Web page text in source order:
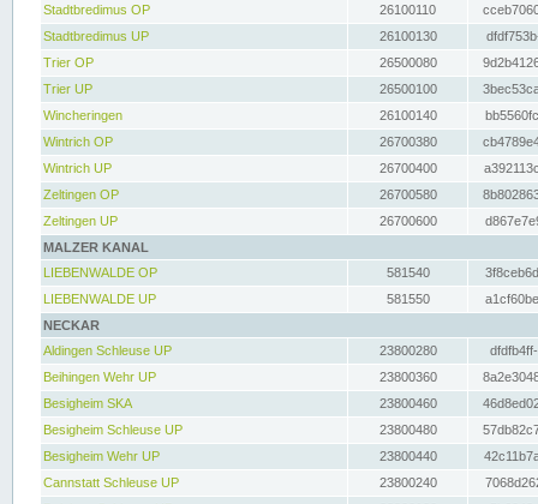
Stadtbredimus OP
26100110
Stadtbredimus UP
26100130
Trier OP
26500080
Trier UP
26500100
Wincheringen
26100140
Wintrich OP
26700380
Wintrich UP
26700400
Zeltingen OP
26700580
Zeltingen UP
26700600
MALZER KANAL
LIEBENWALDE OP
581540
LIEBENWALDE UP
581550
NECKAR
Aldingen Schleuse UP
23800280
Beihingen Wehr UP
23800360
Besigheim SKA
23800460
Besigheim Schleuse UP
23800480
Besigheim Wehr UP
23800440
Cannstatt Schleuse UP
23800240